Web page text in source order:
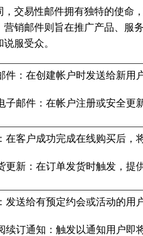
交易性邮件拥有独特的使命
销邮件则旨在推广产品、服
服受众。
件：在创建帐户时发送给新用
子邮件：在帐户注册或安全更
在客户成功完成在线购买后，
更新：在订单发货时触发，提
发送给有预定约会或活动的用
续订通知：触发以通知用户即